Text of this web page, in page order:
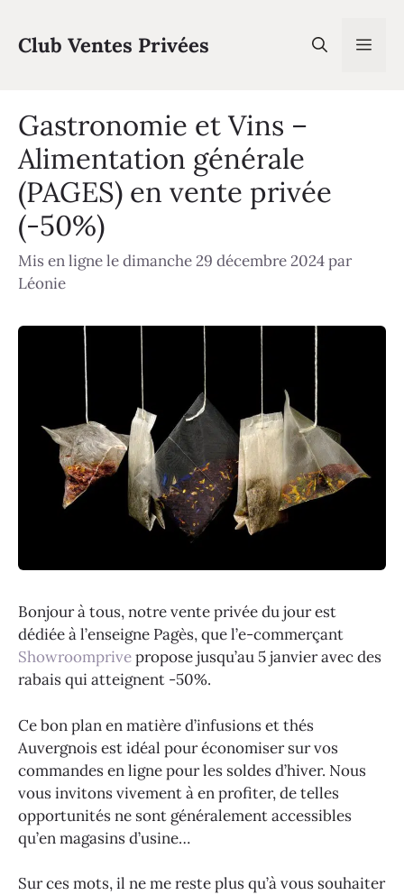
contenu
Club Ventes Privées
Gastronomie et Vins –
Alimentation générale
(PAGES) en vente privée
(-50%)
Mis en ligne le dimanche 29 décembre 2024par
Léonie
Bonjour à tous, notre vente privée du jour est
dédiée à l’enseigne Pagès, que l’e-commerçant
Showroomprivepropose jusqu’au 5 janvier avec des
rabais qui atteignent -50%.
Ce bon plan en matière d’infusions et thés
Auvergnois est idéal pour économiser sur vos
commandes en ligne pour les soldes d’hiver. Nous
vous invitons vivement à en profiter, de telles
opportunités ne sont généralement accessibles
qu’en magasins d’usine…
Sur ces mots, il ne me reste plus qu’à vous souhaiter